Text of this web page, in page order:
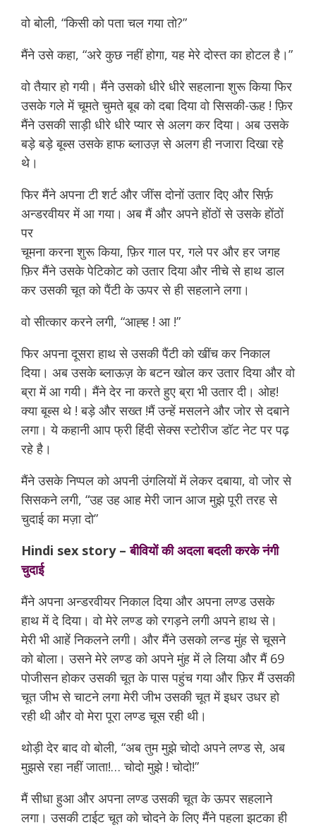
वो बोली, “किसी को पता चल गया तो?”
मैंने उसे कहा, “अरे कुछ नहीं होगा, यह मेरे दोस्त का होटल है।”
वो तैयार हो गयी। मैंने उसको धीरे धीरे सहलाना शुरू किया फिर
उसके गले में चूमते चुमते बूब को दबा दिया वो सिसकी-ऊह ! फ़िर
मैंने उसकी साड़ी धीरे धीरे प्यार से अलग कर दिया। अब उसके
बड़े बड़े बूब्स उसके हाफ ब्लाउज़ से अलग ही नजारा दिखा रहे
थे।
फिर मैंने अपना टी शर्ट और जींस दोनों उतार दिए और सिर्फ़
अन्डरवीयर में आ गया। अब मैं और अपने होंठों से उसके होंठों
पर
चूमना करना शुरू किया, फ़िर गाल पर, गले पर और हर जगह
फ़िर मैंने उसके पेटिकोट को उतार दिया और नीचे से हाथ डाल
कर उसकी चूत को पैंटी के ऊपर से ही सहलाने लगा।
वो सीत्कार करने लगी, “आह्ह ! आ !”
फिर अपना दूसरा हाथ से उसकी पैंटी को खींच कर निकाल
दिया। अब उसके ब्लाऊज़ के बटन खोल कर उतार दिया और वो
ब्रा में आ गयी। मैंने देर ना करते हुए ब्रा भी उतार दी। ओह!
क्या बूब्स थे ! बड़े और सख्त !मैं उन्हें मसलने और जोर से दबाने
लगा। ये कहानी आप फ्री हिंदी सेक्स स्टोरीज डॉट नेट पर पढ़
रहे है।
मैंने उसके निप्पल को अपनी उंगलियों में लेकर दबाया, वो जोर से
सिसकने लगी, “उह उह आह मेरी जान आज मुझे पूरी तरह से
चुदाई का मज़ा दो”
Hindi sex story –बीवियों की अदला बदली करके नंगी
चुदाई
मैंने अपना अन्डरवीयर निकाल दिया और अपना लण्ड उसके
हाथ में दे दिया। वो मेरे लण्ड को रगड़ने लगी अपने हाथ से।
मेरी भी आहें निकलने लगी। और मैंने उसको लन्ड मुंह से चूसने
को बोला। उसने मेरे लण्ड को अपने मुंह में ले लिया और मैं 69
पोजीसन होकर उसकी चूत के पास पहुंच गया और फ़िर मैं उसकी
चूत जीभ से चाटने लगा मेरी जीभ उसकी चूत में इधर उधर हो
रही थी और वो मेरा पूरा लण्ड चूस रही थी।
थोड़ी देर बाद वो बोली, “अब तुम मुझे चोदो अपने लण्ड से, अब
मुझसे रहा नहीं जाता!… चोदो मुझे ! चोदो!”
मैं सीधा हुआ और अपना लण्ड उसकी चूत के ऊपर सहलाने
लगा। उसकी टाईट चूत को चोदने के लिए मैंने पहला झटका ही